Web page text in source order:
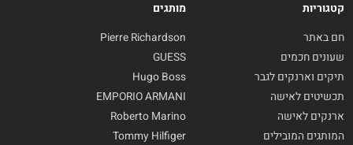
קטגוריות
חם באתר
שעונים חכמים
תיקים וארנקים לגבר
תכשיטים לאישה
ארנקים לאישה
המותגים המובילים
מותגים
Pierre Richardson
GUESS
Hugo Boss
EMPORIO ARMANI
Roberto Marino
Tommy Hilfiger